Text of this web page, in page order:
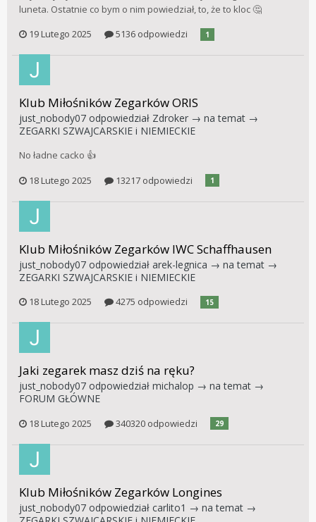
luneta. Ostatnie co bym o nim powiedział, to, że to kloc 🤔
19 Lutego 2025
5136 odpowiedzi 1
Klub Miłośników Zegarków ORIS
just_nobody07 odpowiedział Zdroker → na temat →
ZEGARKI SZWAJCARSKIE i NIEMIECKIE
No ładne cacko 👍
18 Lutego 2025
13217 odpowiedzi 1
Klub Miłośników Zegarków IWC Schaffhausen
just_nobody07 odpowiedział arek-legnica → na temat →
ZEGARKI SZWAJCARSKIE i NIEMIECKIE
18 Lutego 2025 4275 odpowiedzi 15
Jaki zegarek masz dziś na ręku?
just_nobody07 odpowiedział michalop → na temat →
FORUM GŁÓWNE
18 Lutego 2025 340320 odpowiedzi 29
Klub Miłośników Zegarków Longines
just_nobody07 odpowiedział carlito1 → na temat →